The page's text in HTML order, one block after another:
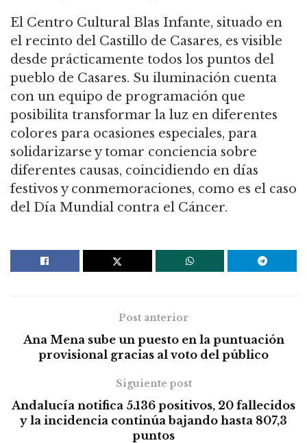
El Centro Cultural Blas Infante, situado en
el recinto del Castillo de Casares, es visible
desde prácticamente todos los puntos del
pueblo de Casares. Su iluminación cuenta
con un equipo de programación que
posibilita transformar la luz en diferentes
colores para ocasiones especiales, para
solidarizarse y tomar conciencia sobre
diferentes causas, coincidiendo en días
festivos y conmemoraciones, como es el caso
del Día Mundial contra el Cáncer.
Post anterior
Ana Mena sube un puesto en la puntuación
provisional gracias al voto del público
Siguiente post
Andalucía notifica 5.136 positivos, 20 fallecidos
y la incidencia continúa bajando hasta 807,3
puntos